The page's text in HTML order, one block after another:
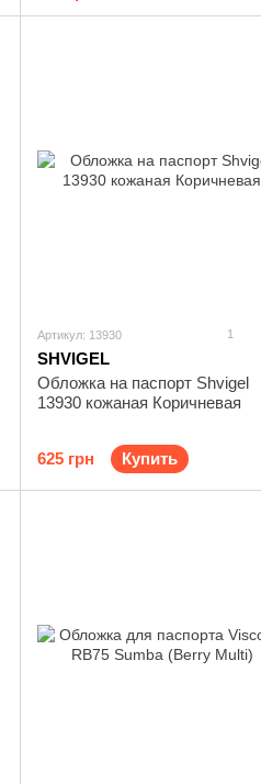
Артикул: 13930 1
SHVIGEL
Обложка на паспорт Shvigel
13930 кожаная Коричневая
625 грн Купить